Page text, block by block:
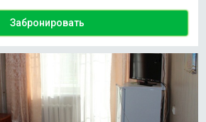
Забронировать